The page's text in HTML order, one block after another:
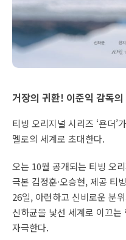
거장의 귀환! 이준익 감독
티빙 오리지널 시리즈 ‘욘더’
멜로의 세계로 초대한다.
오는 10월 공개되는 티빙 오
극본 김정훈·오승현, 제공 티
26일, 아련하고 신비로운 분
신하균을 낯선 세계로 이끄
자극한다.